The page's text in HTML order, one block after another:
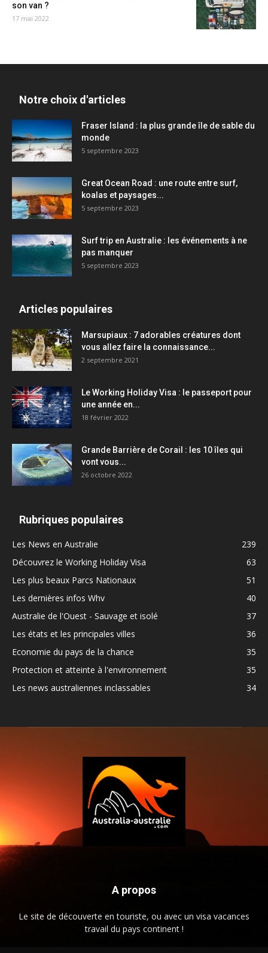
son van ?
17 mai 2022
Notre choix d'articles
Fraser Island : la plus grande île de sable du
monde
5 septembre 2023
Great Ocean Road : une route entre surf,
koalas et paysages...
5 septembre 2023
Surf trip en Australie : les événements à ne
pas manquer
5 septembre 2023
Articles populaires
Marsupiaux : 7 adorables créatures dont
vous allez faire la connaissance...
2 septembre 2021
Le Working Holiday Visa : le passeport pour
une année en...
18 février 2022
Grande Barrière de Corail : les 10 îles qui
vont vous...
26 octobre 2022
Rubriques populaires
Les News en Australie
239
Découvrez le Working Holiday Visa
63
Les plus beaux Parcs Nationaux
51
Les dernières infos Whv
40
Australie de l'Ouest - Sauvage et isolé
37
Les états et les principales villes
36
Economie du pays de la chance
35
Protection et atteinte à l'environnement
35
Les news australiennes inclassables
34
A propos
Le site de découverte en touriste, ou avec un visa vacances
travail du pays continent !